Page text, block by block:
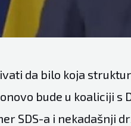
da bilo koja
bude u koaliciji s
SDS-a i nekadašnji